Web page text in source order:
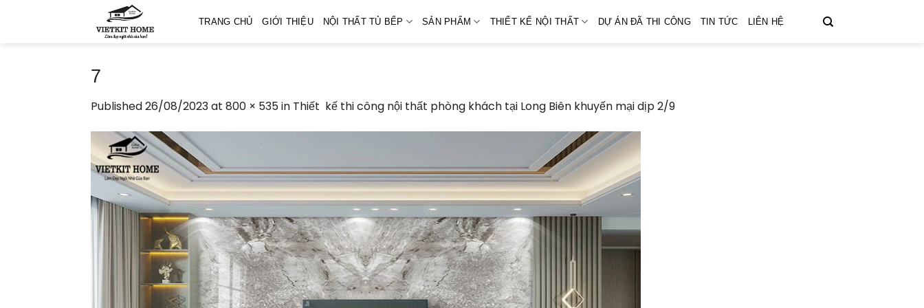
TRANG CHỦ GIỚI THIỆU NỘI THẤT TỦ BẾP SẢN PHẨM THIẾT KẾ NỘI THẤT DỰ ÁN ĐÃ THI CÔNG TIN TỨC LIÊN HỆ
7
Published26/08/2023at 800 × 535in Thiết kế thi công nội thất phòng khách tại Long Biên khuyến mại dịp 2/9